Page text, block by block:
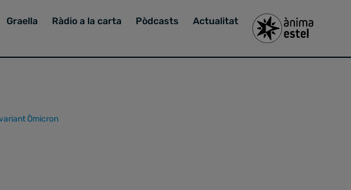
Graella Ràdio a la carta Pòdcasts Actualitat
Òmicron